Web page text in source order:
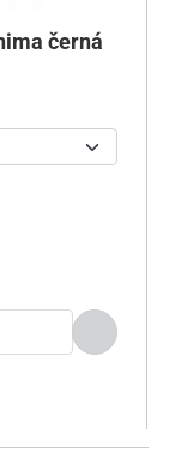
černá